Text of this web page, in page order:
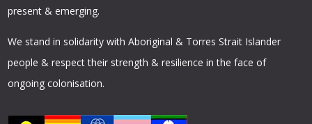
present & emerging.
We stand in solidarity with Aboriginal & Torres Strait Islander
people & respect their strength & resilience in the face of
ongoing colonisation.